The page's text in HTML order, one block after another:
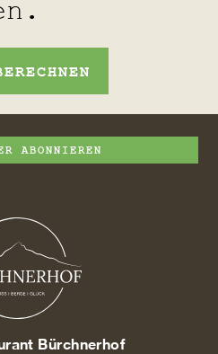
ABONNIEREN
Bürchnerhof